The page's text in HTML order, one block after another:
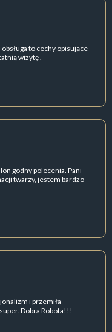
to cechy opisujące
wizytę .
godny polecenia. Pani
twarzy, jestem bardzo
i przemiła
Dobra Robota!!!